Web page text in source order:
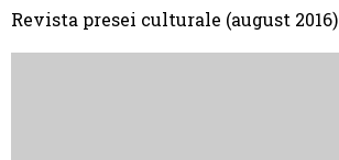
Revista presei culturale (august 2016)